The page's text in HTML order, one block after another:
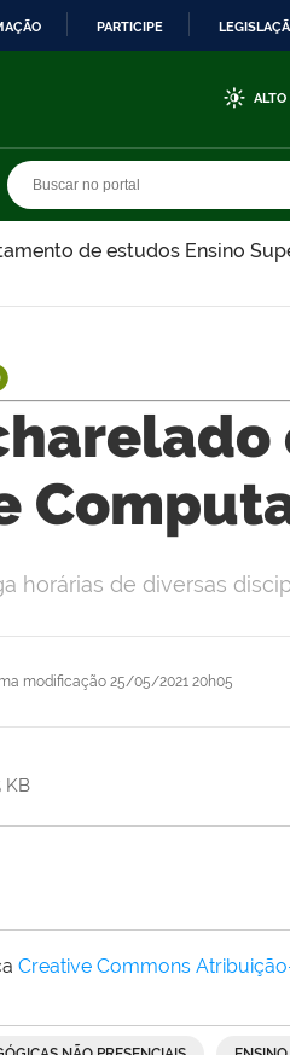
PARTICIPE
ALTO
de estudos Ensino
modificação 25/05/2021 20h05
horárias de diversas
KB
Creative Commons